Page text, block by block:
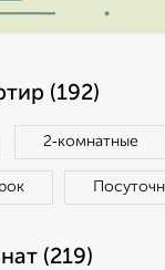
(192)
2‑комнатные
(219)